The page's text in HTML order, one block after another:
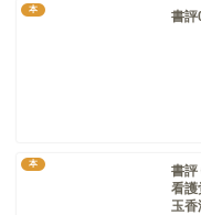
本 書
本
書評
看
玉